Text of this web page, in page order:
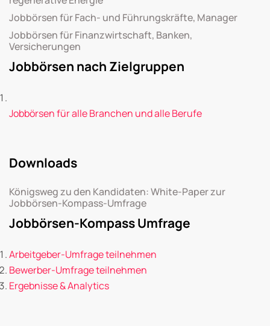
Jobbörsen für Fach- und Führungskräfte, Manager
Jobbörsen für Finanzwirtschaft, Banken,
Versicherungen
Jobbörsen nach Zielgruppen
Jobbörsen für alle Branchen und alle Berufe
Downloads
Königsweg zu den Kandidaten: White-Paper zur
Jobbörsen-Kompass-Umfrage
Jobbörsen-Kompass Umfrage
Arbeitgeber-Umfrage teilnehmen
Bewerber-Umfrage teilnehmen
Ergebnisse & Analytics